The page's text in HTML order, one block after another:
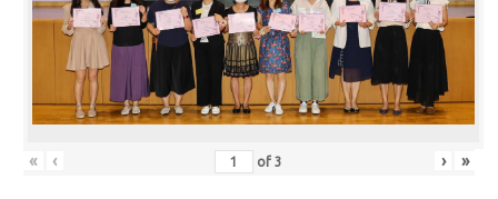
« ‹ of3 › »